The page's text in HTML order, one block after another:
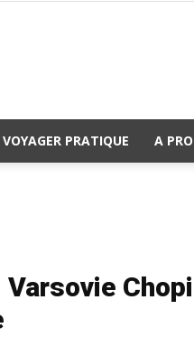
VOYAGER PRATIQUE A